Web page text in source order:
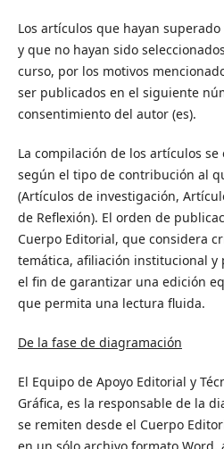
Los artículos que hayan
y que no hayan sido
curso, por los motivos
ser publicados en el siguiente
consentimiento del autor (es).
La compilación de los artículos
según el tipo de contribución al
(Artículos de investigación,
de Reflexión). El orden de
Cuerpo Editorial, que considera
temática, afiliación institucional y
el fin de garantizar una edición
que permita una lectura fluida.
De la fase de diagramación
El Equipo de Apoyo Editorial y
Gráfica, es la responsable de la
se remiten desde el Cuerpo